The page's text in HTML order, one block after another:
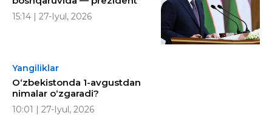
15:14 | 27-Iyul, 2026
Yangiliklar
O‘zbekistonda 1-avgustdan
nimalar o‘zgaradi?
10:01 | 27-Iyul, 2026